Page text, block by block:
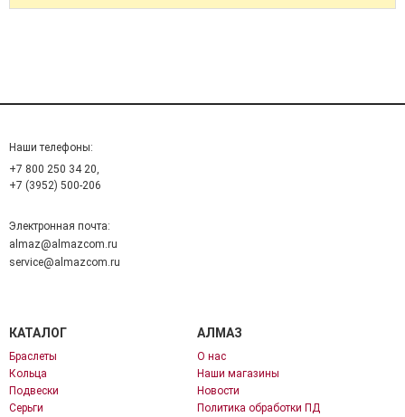
Наши телефоны:
+7 800 250 34 20,
+7 (3952) 500-206
Электронная почта:
almaz@almazcom.ru
service@almazcom.ru
КАТАЛОГ
Браслеты
Кольца
Подвески
Серьги
АЛМАЗ
О нас
Наши магазины
Новости
Политика обработки ПД